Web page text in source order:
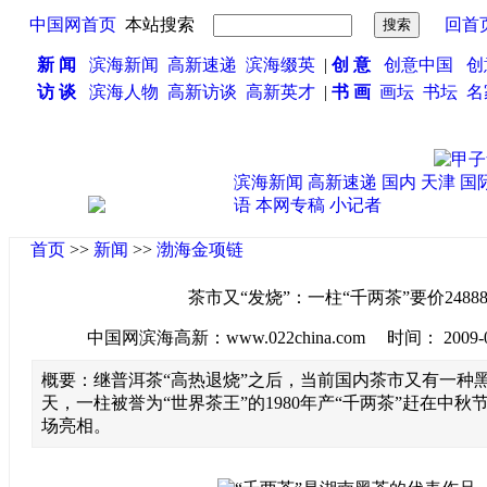
中国网首页 本站搜索 回首
新 闻 滨海新闻 高新速递 滨海缀英 | 创 意 创意中国
访 谈
滨海人物 高新访谈 高新英才 | 书 画 画坛 书坛 名
滨海新闻 高新速递 国内 天津 国
语 本网专稿 小记者
首页 >> 新闻 >> 渤海金项链
茶市又“发烧”：一柱“千两茶”要价
中国网滨海高新：www.022china.com 时间： 2009-
概要：继普洱茶“高热退烧”之后，当前国内茶市又有一种
天，一柱被誉为“世界茶王”的1980年产“千两茶”赶在中秋
场亮相。